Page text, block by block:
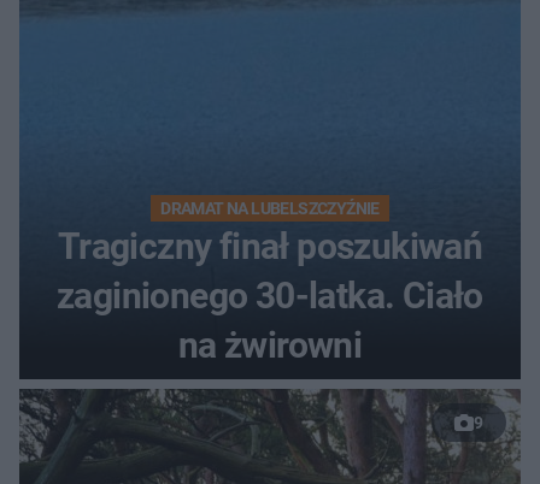
DRAMAT NA LUBELSZCZYŹNIE
Tragiczny finał poszukiwań
zaginionego 30-latka. Ciało
na żwirowni
9